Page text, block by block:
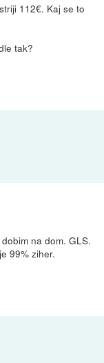
112€. Kaj se to
tak?
na dom. GLS.
99% ziher.